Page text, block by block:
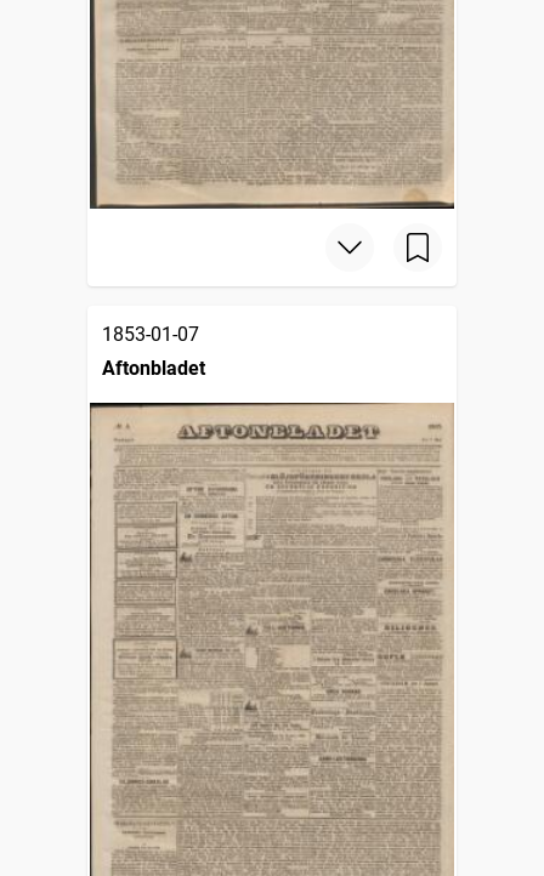
1853-01-07
Aftonbladet